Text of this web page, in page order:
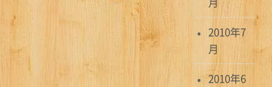
2010年7
月
2010年6